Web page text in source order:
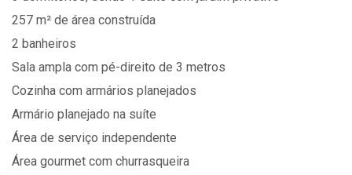
257 m² de área construída
2 banheiros
Sala ampla com pé-direito de 3 metros
Cozinha com armários planejados
Armário planejado na suíte
Área de serviço independente
Área gourmet com churrasqueira